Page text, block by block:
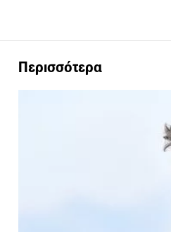
Περισσότερα